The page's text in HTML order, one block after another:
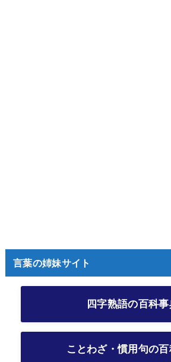
言葉の姉妹サイト
四字熟語の百科
ことわざ・慣用句の